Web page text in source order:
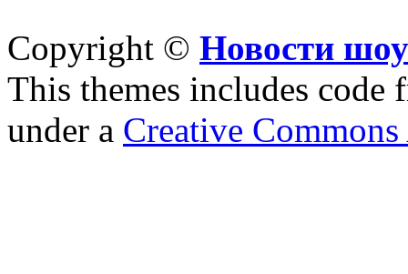
Copyright © Новости
This themes includes code
under a Creative